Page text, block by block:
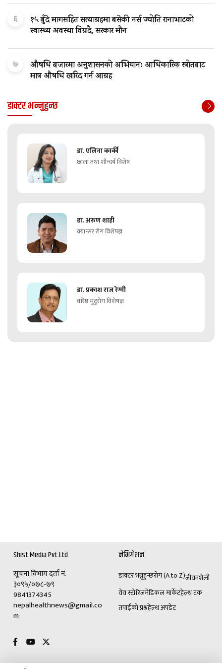
६
१५ बुँदे मागसहित सत्याग्रहमा बसेकी नर्स ज्योति रानाभाटको
स्वास्थ्य अवस्था विग्रदै, सरकार मौन
७
औषधि बजारमा अनुशासनको अभियान: आधिकारिक स्रोतबाट
मात्र औषधि खरिद गर्न आग्रह
डाक्टर भन्नुहुन्छ
डा. एलिना कार्की
छाला तथा शौन्दर्य विशेष
डा. अरुण शाही
क्यान्सर रोग विशेषज्ञ
डा. प्रकाश राज रेग्मी
वरिष्ठ मुटुरोग विशेषज्ञ
Shist Media Pvt.Ltd
सूचना विभाग दर्ता नं.
३०९५/०७८-७९
9841374345
nepalhealthnews@gmail.co
m
नेभिगेशन
डाक्टर भन्नुहुन्छरोग (A to Z)जीवनशैली
वेव स्टोरिजमेडिकल मार्केटहेल्थ टक
तपाईंको प्रश्नहेल्थ अपडेट